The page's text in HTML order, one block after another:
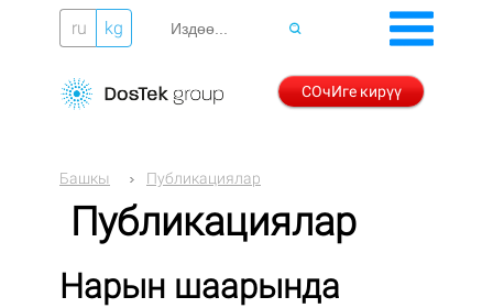
ru kg
СОчИге кирүү
Башкы Публикациялар
Публикациялар
Нарын шаарында